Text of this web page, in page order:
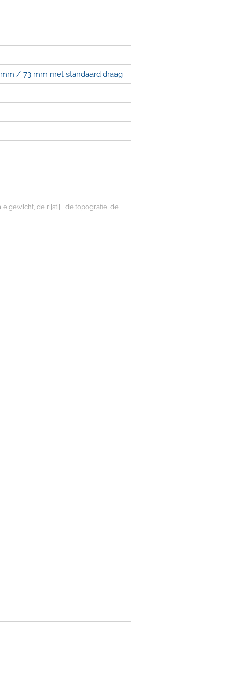
/ 73 mm met standaard draag
gewicht, de rijstijl, de topografie, de